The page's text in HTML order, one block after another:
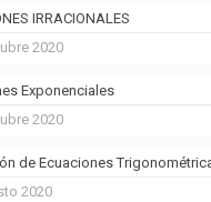
IRRACIONALES
2020
Exponenciales
2020
de Ecuaciones
2020